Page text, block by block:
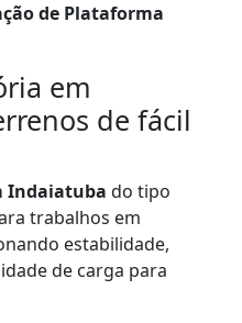
de Plataforma
em
de fácil
Indaiatuba do tipo
trabalhos em
estabilidade,
de carga para